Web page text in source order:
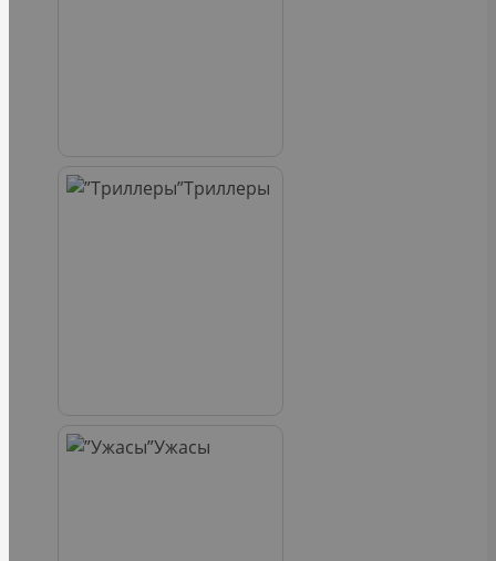
Триллеры
Ужасы